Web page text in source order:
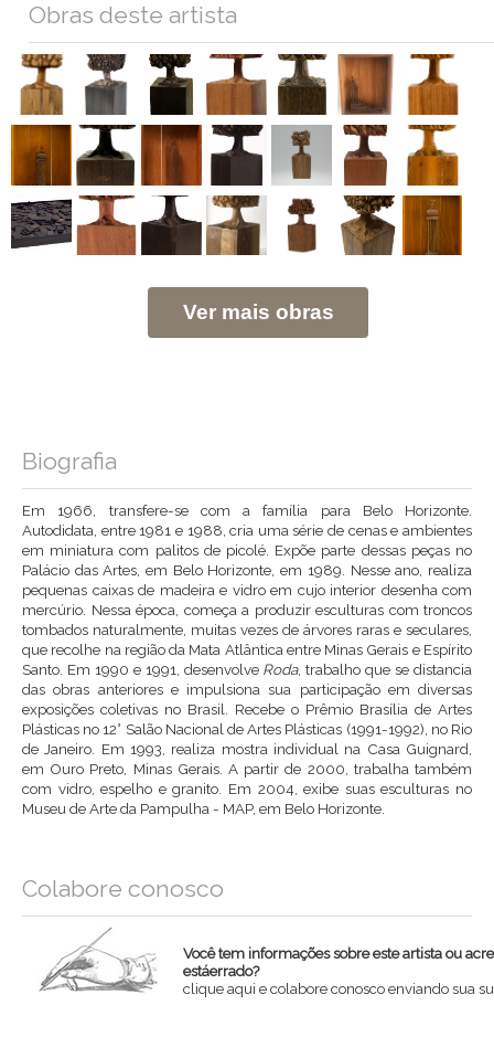
Obras deste artista
Ver mais obras
Biografia
Em 1966, transfere-se com a família para Belo Horizonte.
Autodidata, entre 1981 e 1988, cria uma série de cenas e ambientes
em miniatura com palitos de picolé. Expõe parte dessas peças no
Palácio das Artes, em Belo Horizonte, em 1989. Nesse ano, realiza
pequenas caixas de madeira e vidro em cujo interior desenha com
mercúrio. Nessa época, começa a produzir esculturas com troncos
tombados naturalmente, muitas vezes de árvores raras e seculares,
que recolhe na região da Mata Atlântica entre Minas Gerais e Espírito
Santo. Em 1990 e 1991, desenvolve Roda, trabalho que se distancia
das obras anteriores e impulsiona sua participação em diversas
exposições coletivas no Brasil. Recebe o Prêmio Brasília de Artes
Plásticas no 12° Salão Nacional de Artes Plásticas (1991-1992), no Rio
de Janeiro. Em 1993, realiza mostra individual na Casa Guignard,
em Ouro Preto, Minas Gerais. A partir de 2000, trabalha também
com vidro, espelho e granito. Em 2004, exibe suas esculturas no
Museu de Arte da Pampulha - MAP, em Belo Horizonte.
Colabore conosco
Você tem informações sobre este artista ou
estáerrado?
clique aqui e colabore conosco enviando sua